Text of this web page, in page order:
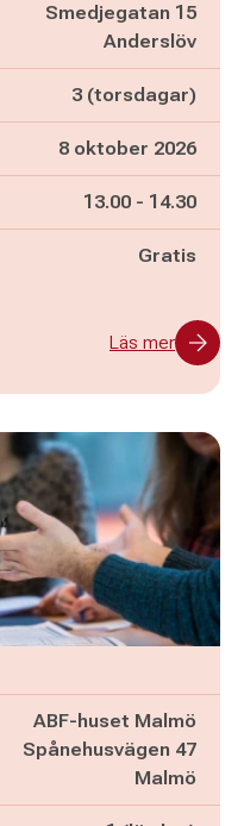
Smedjegatan 15
Anderslöv
3 (torsdagar)
8 oktober 2026
Pågår mellan
13.00 - och
14.30
Gratis
Läs mer
ABF-huset Malmö
Spånehusvägen 47
Malmö